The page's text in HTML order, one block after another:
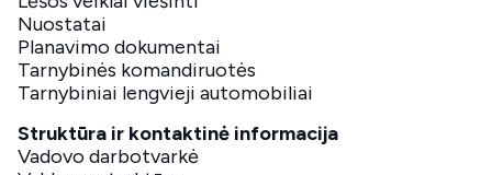
Nuostatai
Planavimo dokumentai
Tarnybinės komandiruotės
Tarnybiniai lengvieji automobiliai
Struktūra ir kontaktinė informacija
Vadovo darbotvarkė